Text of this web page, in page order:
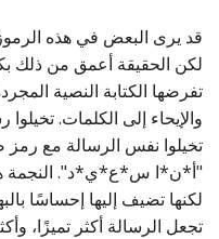
قد يرى البعض في هذه
لكن الحقيقة أعمق من ذلك
تفرضها الكتابة النصية
والإيحاء إلى الكلمات.
تخيلوا نفس الرسالة مع
"أ*ن*ا س*ع*ي*د". النجمة
لكنها تضيف إليها إحساسًا
تجعل الرسالة أكثر تميزًا،